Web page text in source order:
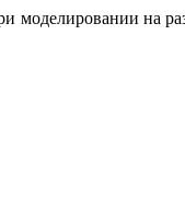
моделировании на